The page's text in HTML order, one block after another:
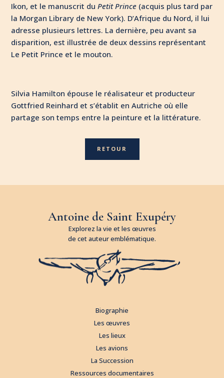
Ikon, et le manuscrit duPetit Prince (acquis plus tard par
la Morgan Library de New York). D’Afrique du Nord, il lui
adresse plusieurs lettres. La dernière, peu avant sa
disparition, est illustrée de deux dessins représentant
Le Petit Prince et le mouton.
Silvia Hamilton épouse le réalisateur et producteur
Gottfried Reinhard et s’établit en Autriche où elle
partage son temps entre la peinture et la littérature.
RETOUR
Antoine de Saint Exupéry
Explorez la vie et les œuvres
de cet auteur emblématique.
Biographie
Les œuvres
Les lieux
Les avions
La Succession
Ressources documentaires